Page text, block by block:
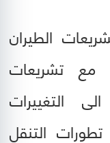
الطيران
مع تشريعات
التغييرات
التنقل